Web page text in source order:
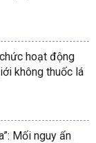
hoạt động
không thuốc lá
Mối nguy ẩn